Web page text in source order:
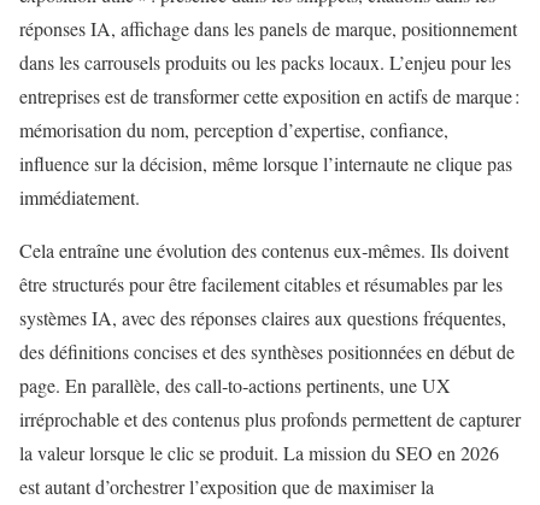
réponses IA, affichage dans les panels de marque, positionnement
dans les carrousels produits ou les packs locaux. L’enjeu pour les
entreprises est de transformer cette exposition en actifs de marque :
mémorisation du nom, perception d’expertise, confiance,
influence sur la décision, même lorsque l’internaute ne clique pas
immédiatement.
Cela entraîne une évolution des contenus eux‑mêmes. Ils doivent
être structurés pour être facilement citables et résumables par les
systèmes IA, avec des réponses claires aux questions fréquentes,
des définitions concises et des synthèses positionnées en début de
page. En parallèle, des call‑to‑actions pertinents, une UX
irréprochable et des contenus plus profonds permettent de capturer
la valeur lorsque le clic se produit. La mission du SEO en 2026
est autant d’orchestrer l’exposition que de maximiser la